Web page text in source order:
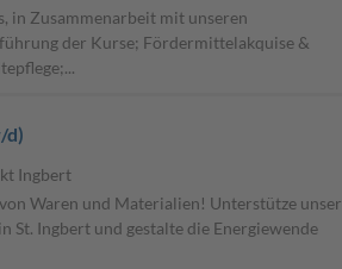
in Zusammenarbeit mit unseren
der Kurse; Fördermittelakquise &
d)
Ingbert
Waren und Materialien! Unterstütze unser
St. Ingbert und gestalte die Energiewende